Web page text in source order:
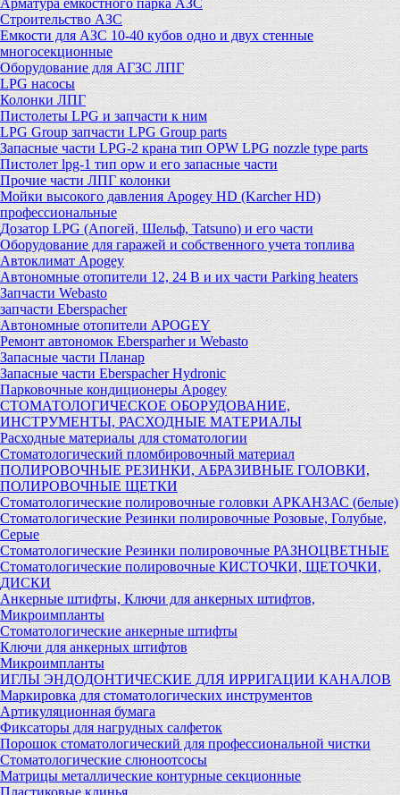
Арматура емкостного парка АЗС
Строительство АЗС
Емкости для АЗС 10-40 кубов одно и двух стенные
многосекционные
Оборудование для АГЗС ЛПГ
LPG насосы
Колонки ЛПГ
Пистолеты LPG и запчасти к ним
LPG Group запчасти LPG Group parts
Запасные части LPG-2 крана тип OPW LPG nozzle type parts
Пистолет lpg-1 тип opw и его запасные части
Прочие части ЛПГ колонки
Мойки высокого давления Apogey HD (Karcher HD)
профессиональные
Дозатор LPG (Апогей, Шельф, Tatsuno) и его части
Оборудование для гаражей и собственного учета топлива
Автоклимат Apogey
Автономные отопители 12, 24 В и их части Parking heaters
Запчасти Webasto
запчасти Eberspacher
Автономные отопители APOGEY
Ремонт автономок Ebersparher и Webasto
Запасные части Планар
Запасные части Eberspacher Hydronic
Парковочные кондиционеры Apogey
СТОМАТОЛОГИЧЕСКОЕ ОБОРУДОВАНИЕ,
ИНСТРУМЕНТЫ, РАСХОДНЫЕ МАТЕРИАЛЫ
Расходные материалы для стоматологии
Стоматологический пломбировочный материал
ПОЛИРОВОЧНЫЕ РЕЗИНКИ, АБРАЗИВНЫЕ ГОЛОВКИ,
ПОЛИРОВОЧНЫЕ ЩЕТКИ
Стоматологические полировочные головки АРКАНЗАС (белые)
Стоматологические Резинки полировочные Розовые, Голубые,
Серые
Стоматологические Резинки полировочные РАЗНОЦВЕТНЫЕ
Стоматологические полировочные КИСТОЧКИ, ЩЕТОЧКИ,
ДИСКИ
Анкерные штифты, Ключи для анкерных штифтов,
Микроимпланты
Стоматологические анкерные штифты
Ключи для анкерных штифтов
Микроимпланты
ИГЛЫ ЭНДОДОНТИЧЕСКИЕ ДЛЯ ИРРИГАЦИИ КАНАЛОВ
Маркировка для стоматологических инструментов
Артикуляционная бумага
Фиксаторы для нагрудных салфеток
Порошок стоматологический для профессиональной чистки
Стоматологические слюноотсосы
Матрицы металлические контурные секционные